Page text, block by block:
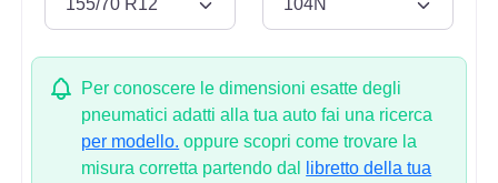
Per conoscere le dimensioni esatte degli
pneumatici adatti alla tua auto fai una ricerca
per modello. oppure scopri come trovare la
misura corretta partendo dal
libretto della tua